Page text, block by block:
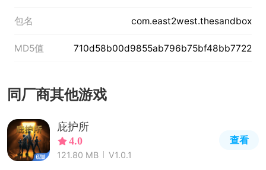
包名 com.east2west.thesandbox
MD5值 710d58b00d9855ab796b75bf48bb7722
同厂商其他游戏
庇护所
4.0
121.80 MB V1.0.1
查看